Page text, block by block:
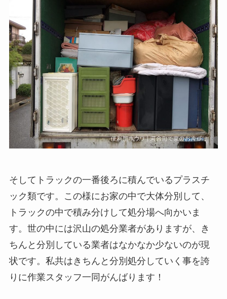
そしてトラックの一番後ろに積んでいるプラスチ
ック類です。この様にお家の中で大体分別して、
トラックの中で積み分けして処分場へ向かいま
す。世の中には沢山の処分業者がありますが、き
ちんと分別している業者はなかなか少ないのが現
状です。私共はきちんと分別処分していく事を誇
りに作業スタッフ一同がんばります！